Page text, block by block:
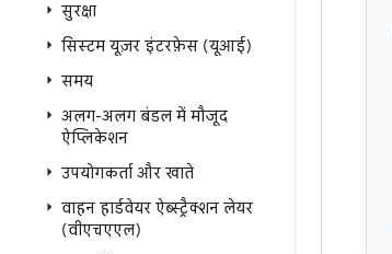
सुरक्षा
सिस्टम यूज़र इंटरफ़ेस (यूआई)
समय
अलग-अलग बंडल में मौजूद
ऐप्लिकेशन
उपयोगकर्ता और खाते
वाहन हार्डवेयर ऐब्स्ट्रैक्शन लेयर
(वीएचएएल)